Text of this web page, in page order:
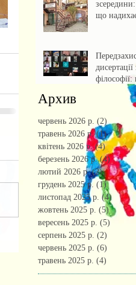
що
дисертації
штучного
Архив
червень 2026 р. (2)2 пости
травень 2026 р. (1)1 пост
квітень 2026 р. (4)4 пости
березень 2026 р. (4)4 пости
лютий 2026 р. (2)2 пости
грудень 2025 р. (1)1 пост
листопад 2025 р. (4) 4
жовтень 2025 р. (5)5 постів
вересень 2025 р. (5)
серпень 2025 р. (2)
червень 2025 р. (6)
травень 2025 р. (4)